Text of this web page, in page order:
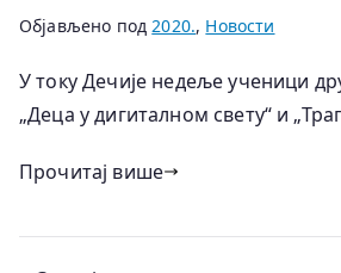
Објављено под2020., Новости
У току Дечије недеље ученици
„Деца у дигиталном свету“ и
Прочитај више